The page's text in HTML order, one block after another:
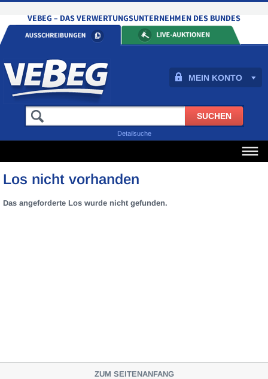
MEIN KONTO
Detailsuche
Los nicht vorhanden
Das angeforderte Los wurde nicht gefunden.
ZUM SEITENANFANG